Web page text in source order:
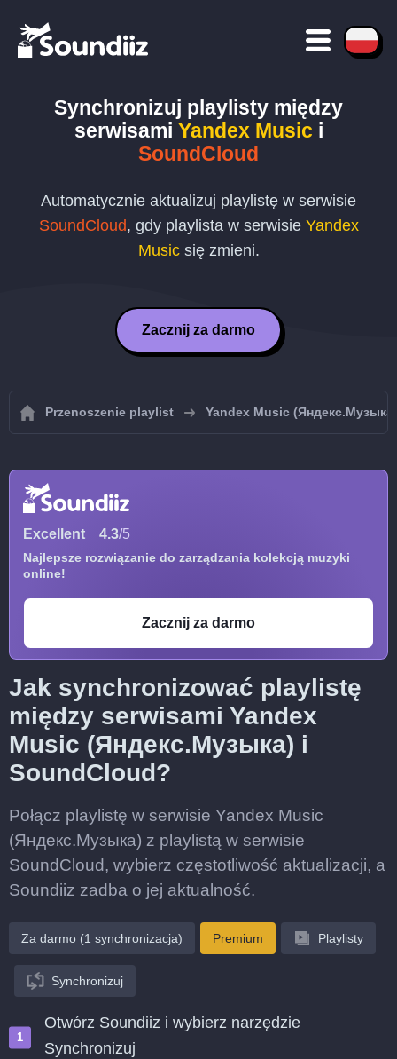
Synchronizuj playlisty między
serwisami Yandex Music i
SoundCloud
Automatycznie aktualizuj playlistę w serwisie
SoundCloud, gdy playlista w serwisie Yandex
Musicsię zmieni.
Zacznij za darmo
Przenoszenie playlist Yandex Music (Яндекс.Музыка)
Excellent 4.3/5
Najlepsze rozwiązanie do zarządzania kolekcją muzyki
online!
Zacznij za darmo
Jak synchronizować playlistę
między serwisami Yandex
Music (Яндекс.Музыка) i
SoundCloud?
Połącz playlistę w serwisie Yandex Music
(Яндекс.Музыка) z playlistą w serwisie
SoundCloud, wybierz częstotliwość aktualizacji, a
Soundiiz zadba o jej aktualność.
Za darmo (1 synchronizacja) Premium Playlisty
Synchronizuj
Otwórz Soundiiz i wybierz narzędzie
Synchronizuj